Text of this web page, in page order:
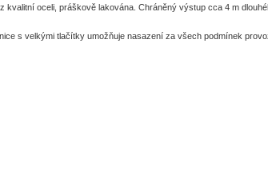
oceli, práškově lakována. Chráněný výstup cca 4 m
s velkými tlačítky umožňuje nasazení za všech podmínek